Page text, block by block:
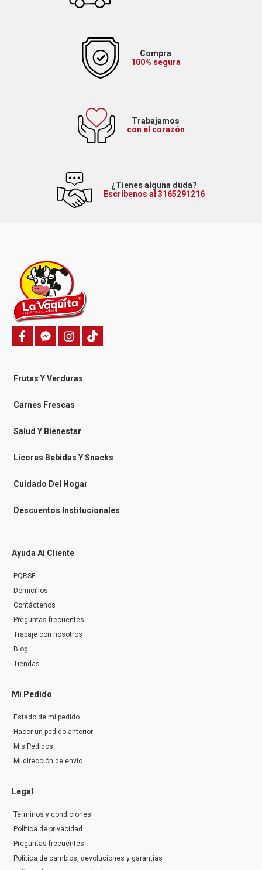
Compra
100% segura
Trabajamos
con el corazón
¿Tienes alguna duda?
Escríbenos al 3165291216
f
a
b
o
f
a
b
o
-
s
s
n
g
r
i
n
g
m
T
i
Frutas Y Verduras
Carnes Frescas
Salud Y Bienestar
Licores Bebidas Y Snacks
Cuidado Del Hogar
Descuentos Institucionales
Ayuda Al Cliente
PQRSF
Domicilios
Contáctenos
Preguntas frecuentes
Trabaje con nosotros
Blog
Tiendas
Mi Pedido
Estado de mi pedido
Hacer un pedido anterior
Mis Pedidos
Mi dirección de envío
Legal
Términos y condiciones
Política de privacidad
Preguntas frecuentes
Política de cambios, devoluciones y garantías